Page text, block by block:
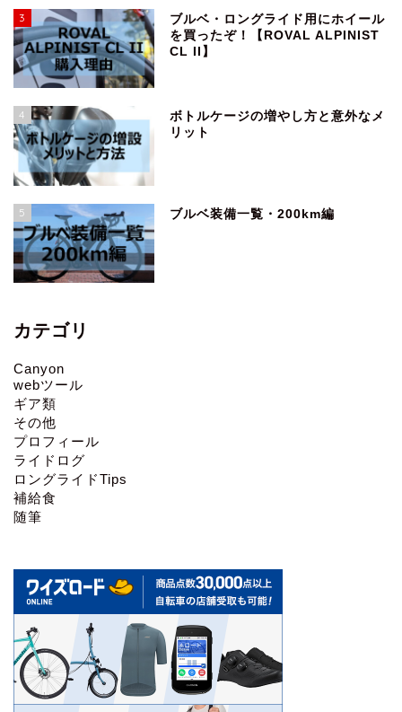
3
ブルベ・ロングライド用にホイール
を買ったぞ！【ROVAL ALPINIST
CL II】
4
ボトルケージの増やし方と意外なメ
リット
5 ブルベ装備一覧・200km編
カテゴリ
Canyon
webツール
ギア類
その他
プロフィール
ライドログ
ロングライドTips
補給食
随筆